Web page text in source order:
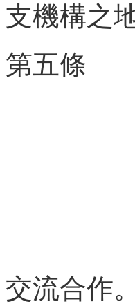
支機構之
第五條
一、
二、
三、
四、
五、
交流合作。